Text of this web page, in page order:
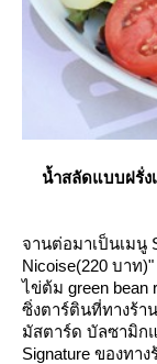
น้ำสลัดแบบฝรั่ง
จานต่อมาเป็นเมนู
Nicoise(220 บาท
ไข่ต้ม green bean
ซิ่งตาร์ตินที่ทางร้า
มัสตาร์ด บัลซามิก
Signature ของทา